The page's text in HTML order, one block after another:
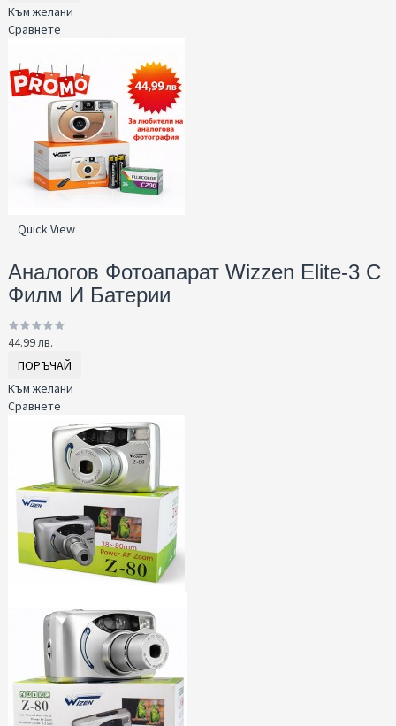
Към желани
Сравнете
Quick View
Аналогов Фотоапарат Wizzen Elite-3 С
Филм И Батерии
44.99 лв.
ПОРЪЧАЙ
Към желани
Сравнете